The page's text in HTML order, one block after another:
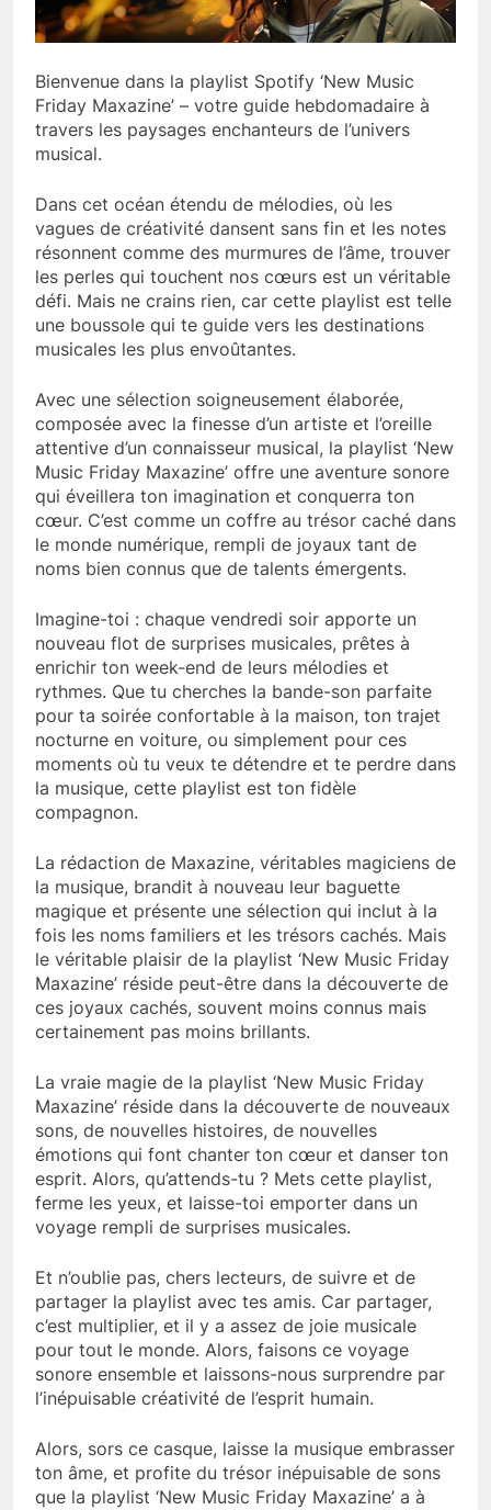
Bienvenue dans la playlist Spotify ‘New Music
Friday Maxazine’ – votre guide hebdomadaire à
travers les paysages enchanteurs de l’univers
musical.
Dans cet océan étendu de mélodies, où les
vagues de créativité dansent sans fin et les notes
résonnent comme des murmures de l’âme, trouver
les perles qui touchent nos cœurs est un véritable
défi. Mais ne crains rien, car cette playlist est telle
une boussole qui te guide vers les destinations
musicales les plus envoûtantes.
Avec une sélection soigneusement élaborée,
composée avec la finesse d’un artiste et l’oreille
attentive d’un connaisseur musical, la playlist ‘New
Music Friday Maxazine’ offre une aventure sonore
qui éveillera ton imagination et conquerra ton
cœur. C’est comme un coffre au trésor caché dans
le monde numérique, rempli de joyaux tant de
noms bien connus que de talents émergents.
Imagine-toi : chaque vendredi soir apporte un
nouveau flot de surprises musicales, prêtes à
enrichir ton week-end de leurs mélodies et
rythmes. Que tu cherches la bande-son parfaite
pour ta soirée confortable à la maison, ton trajet
nocturne en voiture, ou simplement pour ces
moments où tu veux te détendre et te perdre dans
la musique, cette playlist est ton fidèle
compagnon.
La rédaction de Maxazine, véritables magiciens de
la musique, brandit à nouveau leur baguette
magique et présente une sélection qui inclut à la
fois les noms familiers et les trésors cachés. Mais
le véritable plaisir de la playlist ‘New Music Friday
Maxazine’ réside peut-être dans la découverte de
ces joyaux cachés, souvent moins connus mais
certainement pas moins brillants.
La vraie magie de la playlist ‘New Music Friday
Maxazine’ réside dans la découverte de nouveaux
sons, de nouvelles histoires, de nouvelles
émotions qui font chanter ton cœur et danser ton
esprit. Alors, qu’attends-tu ? Mets cette playlist,
ferme les yeux, et laisse-toi emporter dans un
voyage rempli de surprises musicales.
Et n’oublie pas, chers lecteurs, de suivre et de
partager la playlist avec tes amis. Car partager,
c’est multiplier, et il y a assez de joie musicale
pour tout le monde. Alors, faisons ce voyage
sonore ensemble et laissons-nous surprendre par
l’inépuisable créativité de l’esprit humain.
Alors, sors ce casque, laisse la musique embrasser
ton âme, et profite du trésor inépuisable de sons
que la playlist ‘New Music Friday Maxazine’ a à